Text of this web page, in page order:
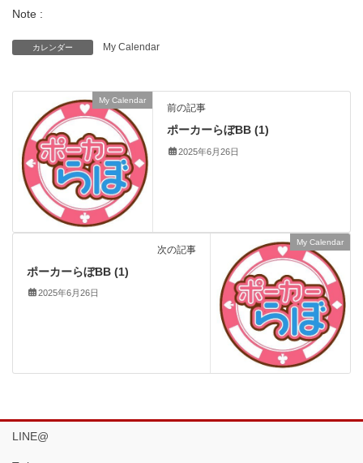
Note :
カレンダー My Calendar
My Calendar
前の記事
ポーカーらぼBB (1)
2025年6月26日
My Calendar
次の記事
ポーカーらぼBB (1)
2025年6月26日
LINE@